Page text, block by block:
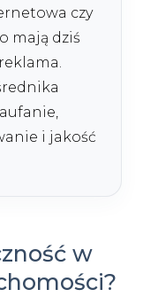
czy
mają dziś
i jakość
w